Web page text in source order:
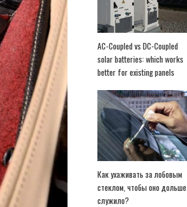
AC-Coupled vs DC-Coupled
solar batteries: which works
better for existing panels
Как ухаживать за лобовым
стеклом, чтобы оно дольше
служило?